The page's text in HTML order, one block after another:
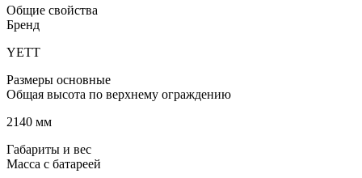
Общие свойства
Бренд
YETT
Размеры основные
Общая высота по верхнему ограждению
2140 мм
Габариты и вес
Масса с батареей